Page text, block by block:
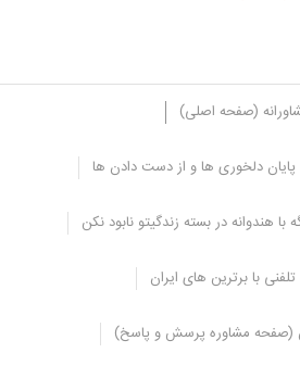
(صفحه اصلی)
پایان دلخوری ها و از دست دادن ها
با هندوانه در بسته زندگیتو نابود نکن
با برترین های ایران
(صفحه مشاوره پرسش و پاسخ)
ستاره ایرانیان
می تواند
یا به مرور زمان برای فرد مشکلاتی را به وجود
روانشناس کمک بگیرد تا ریشه مشکلش
از مشاوران و متخصصان با تجربه تشکیل شده